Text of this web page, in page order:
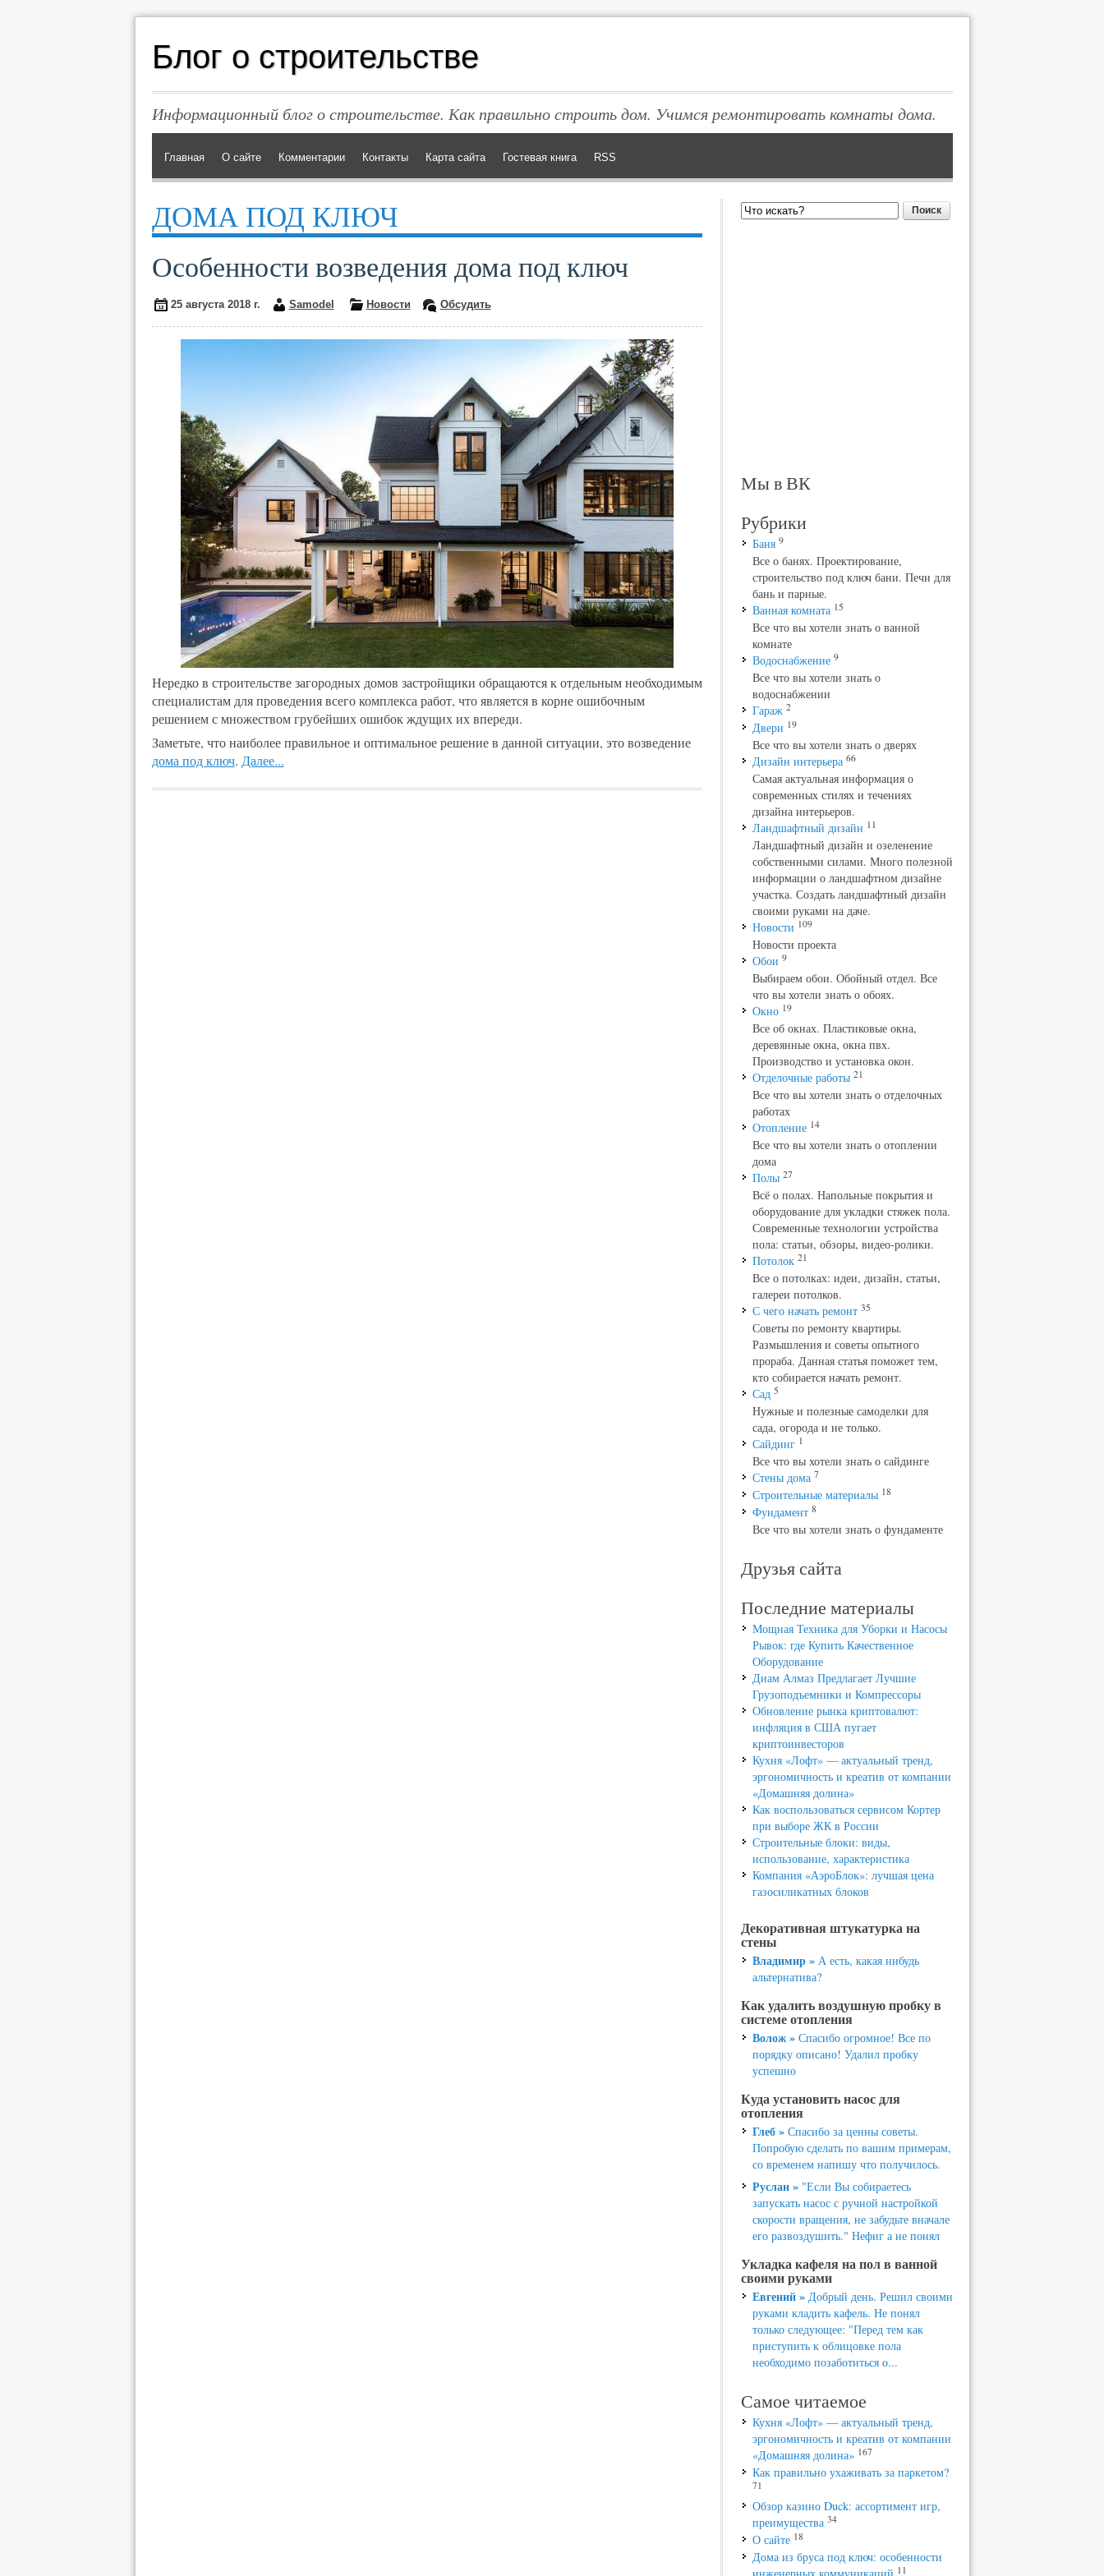
Блог о строительстве
Информационный блог о строительстве. Как правильно строить дом. Учимся ремонтировать комнаты дома.
Главная О сайте Комментарии Контакты Карта сайта Гостевая книга RSS
ДОМА ПОД КЛЮЧ
Особенности возведения дома под ключ
25 августа 2018 г. Samodel Новости Обсудить
Нередко в строительстве загородных домов застройщики обращаются к отдельным необходимым
специалистам для проведения всего комплекса работ, что является в корне ошибочным
решением с множеством грубейших ошибок ждущих их впереди.
Заметьте, что наиболее правильное и оптимальное решение в данной ситуации, это возведение
дома под ключ. Далее...
Поиск
Мы в ВК
Рубрики
Баня 9
Все о банях. Проектирование,
строительство под ключ бани. Печи для
бань и парные.
Ванная комната 15
Все что вы хотели знать о ванной
комнате
Водоснабжение 9
Все что вы хотели знать о
водоснабжении
Гараж 2
Двери 19
Все что вы хотели знать о дверях
Дизайн интерьера 66
Самая актуальная информация о
современных стилях и течениях
дизайна интерьеров.
Ландшафтный дизайн 11
Ландшафтный дизайн и озеленение
собственными силами. Много полезной
информации о ландшафтном дизайне
участка. Создать ландшафтный дизайн
своими руками на даче.
Новости 109
Новости проекта
Обои 9
Выбираем обои. Обойный отдел. Все
что вы хотели знать о обоях.
Окно 19
Все об окнах. Пластиковые окна,
деревянные окна, окна пвх.
Производство и установка окон.
Отделочные работы 21
Все что вы хотели знать о отделочных
работах
Отопление 14
Все что вы хотели знать о отоплении
дома
Полы 27
Всё о полах. Напольные покрытия и
оборудование для укладки стяжек пола.
Современные технологии устройства
пола: статьи, обзоры, видео-ролики.
Потолок 21
Все о потолках: идеи, дизайн, статьи,
галереи потолков.
С чего начать ремонт 35
Советы по ремонту квартиры.
Размышления и советы опытного
прораба. Данная статья поможет тем,
кто собирается начать ремонт.
Сад 5
Нужные и полезные самоделки для
сада, огорода и не только.
Сайдинг 1
Все что вы хотели знать о сайдинге
Стены дома 7
Строительные материалы 18
Фундамент 8
Все что вы хотели знать о фундаменте
Друзья сайта
Последние материалы
Мощная Техника для Уборки и Насосы
Рывок: где Купить Качественное
Оборудование
Диам Алмаз Предлагает Лучшие
Грузоподъемники и Компрессоры
Обновление рынка криптовалют:
инфляция в США пугает
криптоинвесторов
Кухня «Лофт» — актуальный тренд,
эргономичность и креатив от компании
«Домашняя долина»
Как воспользоваться сервисом Кортер
при выборе ЖК в России
Строительные блоки: виды,
использование, характеристика
Компания «АэроБлок»: лучшая цена
газосиликатных блоков
Декоративная штукатурка на
стены
Владимир »А есть, какая нибудь
альтернатива?
Как удалить воздушную пробку в
системе отопления
Волож »Спасибо огромное! Все по
порядку описано! Удалил пробку
успешно
Куда установить насос для
отопления
Глеб »Спасибо за ценны советы.
Попробую сделать по вашим примерам,
со временем напишу что получилось.
Руслан »"Если Вы собираетесь
запускать насос с ручной настройкой
скорости вращения, не забудьте вначале
его развоздушить." Нефиг а не понял
Укладка кафеля на пол в ванной
своими руками
Евгений »Добрый день. Решил своими
руками кладить кафель. Не понял
только следующее: "Перед тем как
приступить к облицовке пола
необходимо позаботиться о...
Самое читаемое
Кухня «Лофт» — актуальный тренд,
эргономичность и креатив от компании
«Домашняя долина» 167
Как правильно ухаживать за паркетом?
71
Обзор казино Duck: ассортимент игр,
преимущества 34
О сайте 18
Дома из бруса под ключ: особенности
11